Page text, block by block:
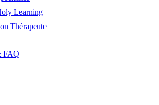
Learning
Thérapeute
FAQ